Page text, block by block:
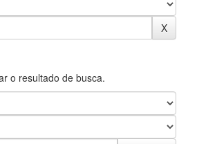
o resultado de busca.